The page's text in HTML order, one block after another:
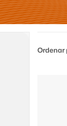
Ordenar